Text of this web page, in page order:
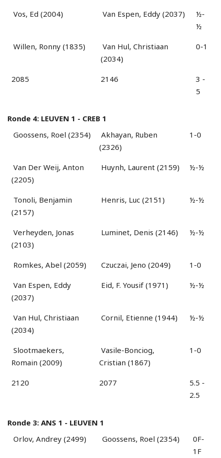
2085 2146
3 -
5
Vos, Ed (2004) Van Espen, Eddy (2037)
½-
½
Willen, Ronny (1835)
Van Hul, Christiaan
(2034)
0-1
Ronde 4: LEUVEN 1 - CREB 1
2120 2077
5.5 -
2.5
Goossens, Roel (2354)
Akhayan, Ruben
(2326)
1-0
Van Der Weij, Anton
(2205)
Huynh, Laurent (2159) ½-½
Tonoli, Benjamin
(2157)
Henris, Luc (2151) ½-½
Verheyden, Jonas
(2103)
Luminet, Denis (2146) ½-½
Romkes, Abel (2059) Czuczai, Jeno (2049) 1-0
Van Espen, Eddy
(2037)
Eid, F. Yousif (1971) ½-½
Van Hul, Christiaan
(2034)
Cornil, Etienne (1944) ½-½
Slootmaekers,
Romain (2009)
Vasile-Bonciog,
Cristian (1867)
1-0
Ronde 3: ANS 1 - LEUVEN 1
Orlov, Andrey (2499) Goossens, Roel (2354)
0F-
1F